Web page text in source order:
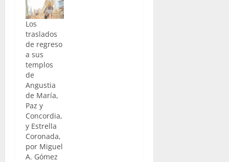
Los
traslados
de regreso
a sus
templos
de
Angustia
de María,
Paz y
Concordia,
y Estrella
Coronada,
por Miguel
A. Gómez